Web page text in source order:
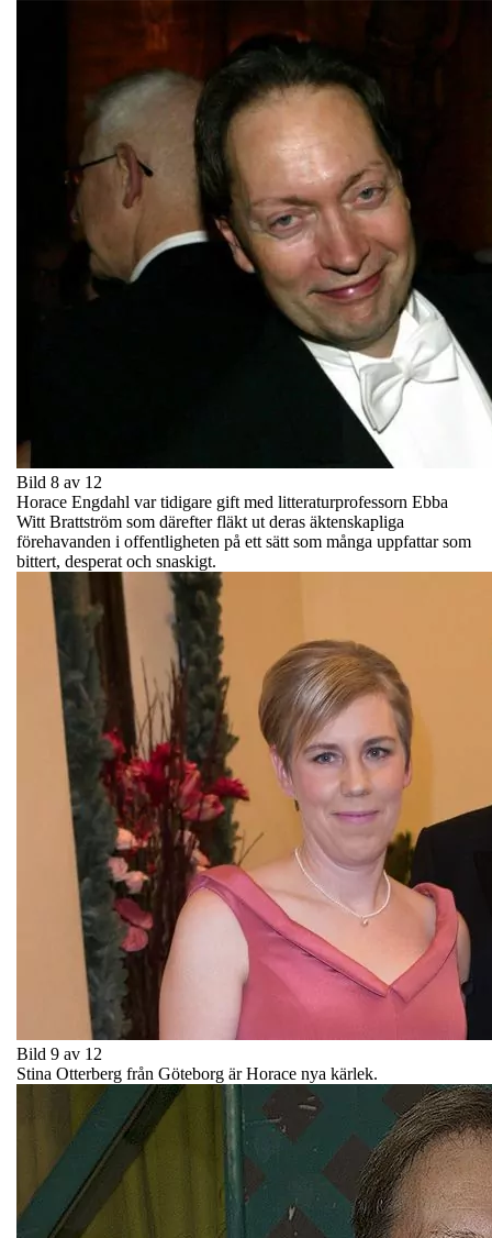
Bild 8 av 12
Horace Engdahl var tidigare gift med litteraturprofessorn Ebba
Witt Brattström som därefter fläkt ut deras äktenskapliga
förehavanden i offentligheten på ett sätt som många uppfattar som
bittert, desperat och snaskigt.
Bild 9 av 12
Stina Otterberg från Göteborg är Horace nya kärlek.